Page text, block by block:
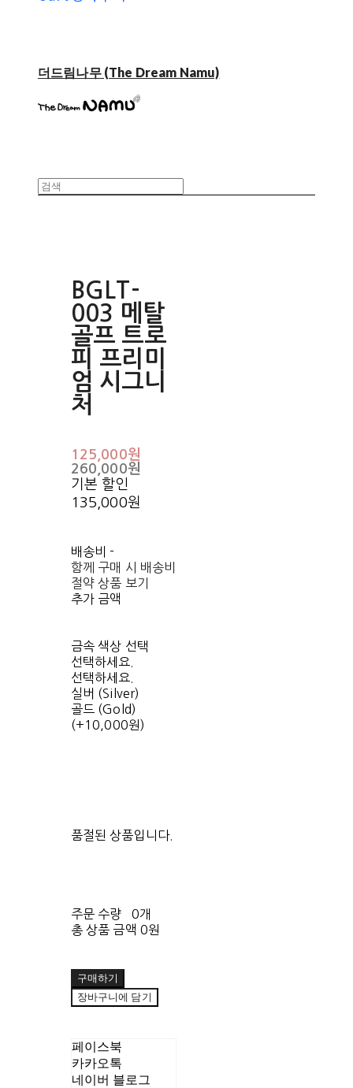
더드림나무 (The Dream Namu)
BGLT-
003 메탈
골프 트로
피 프리미
엄 시그니
처
125,000원
260,000원
기본 할인
135,000원
배송비-
함께 구매 시 배송비
절약 상품 보기
추가 금액
금속 색상 선택
선택하세요.
선택하세요.
실버 (Silver)
골드 (Gold)
(+10,000원)
품절된 상품입니다.
주문 수량
0개
총 상품 금액 0원
구매하기
장바구니에 담기
페이스북
카카오톡
네이버 블로그